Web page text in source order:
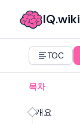
IQ.wiki
TOC
목차
개요